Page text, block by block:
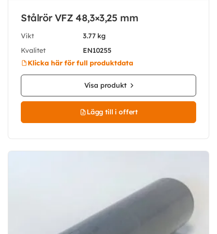
Stålrör VFZ 48,3×3,25 mm
Vikt
3.77 kg
Kvalitet
EN10255
Klicka här för full produktdata
Visa produkt
Lägg till i offert